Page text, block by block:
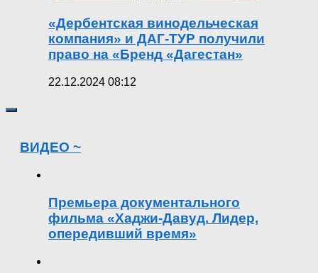
«Дербентская винодельческая
компания» и ДАГ-ТУР получили
право на «Бренд «Дагестан»
22.12.2024 08:12
ВИДЕО ~
Премьера документального
фильма «Хаджи-Давуд. Лидер,
опередивший время»